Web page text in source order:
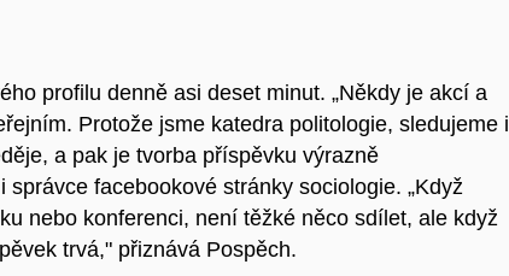
profilu denně asi deset minut. „Někdy je akcí a
. Protože jsme katedra politologie, sledujeme i
a pak je tvorba příspěvku výrazně
správce facebookové stránky sociologie. „Když
nebo konferenci, není těžké něco sdílet, ale když
trvá," přiznává Pospěch.